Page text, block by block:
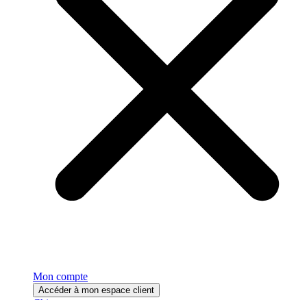
Mon compte
Accéder à mon espace client